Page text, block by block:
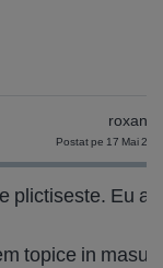
Postat pe 17 Mai
plictiseste. Eu
topice in